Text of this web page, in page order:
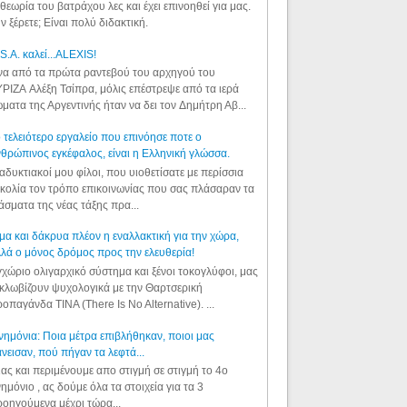
του βατράχου λες και έχει επινοηθεί για μας.
ξέρετε; Είναι πολύ διδακτική.
καλεί...ALEXIS!
από τα πρώτα ραντεβού του αρχηγού του
Αλέξη Τσίπρα, μόλις επέστρεψε από τα ιερά
της Αργεντινής ήταν να δει τον Δημήτρη Αβ...
τελειότερο εργαλείο που επινόησε ποτε ο
εγκέφαλος, είναι η Ελληνική γλώσσα.
μου φίλοι, που υιοθετίσατε με περίσσια
τον τρόπο επικοινωνίας που σας πλάσαραν τα
της νέας τάξης πρα...
και δάκρυα πλέον η εναλλακτική για την χώρα,
ο μόνος δρόμος προς την ελευθερία!
ολιγαρχικό σύστημα και ξένοι τοκογλύφοι, μας
ψυχολογικά με την Θαρτσερική
TINA (There Is No Alternative). ...
Ποια μέτρα επιβλήθηκαν, ποιοι μας
πού πήγαν τα λεφτά...
και περιμένουμε απο στιγμή σε στιγμή το 4ο
, ας δούμε όλα τα στοιχεία για τα 3
μέχρι τώρα...